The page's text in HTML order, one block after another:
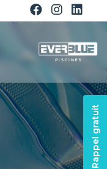
Rappel gratuit